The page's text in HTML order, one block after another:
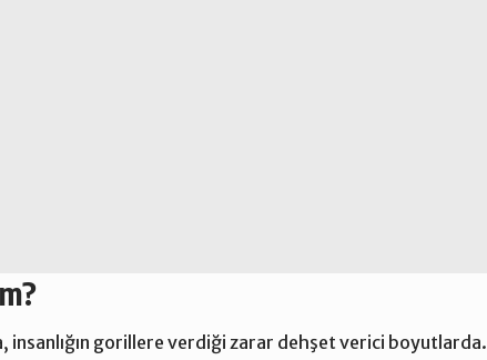
, insanlığın gorillere verdiği zarar dehşet verici boyutlarda.